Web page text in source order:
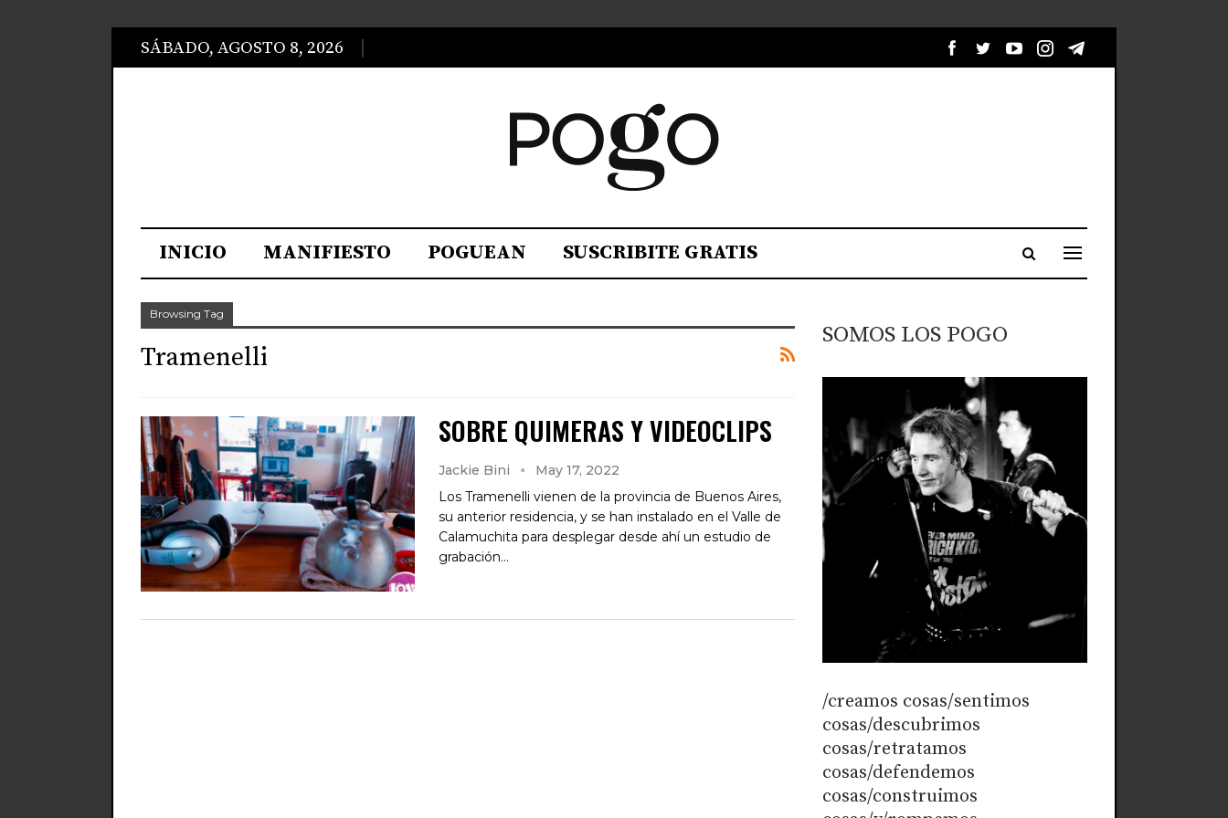
SÁBADO, AGOSTO 8, 2026
INICIO MANIFIESTO POGUEAN SUSCRIBITE GRATIS
Browsing Tag
Tramenelli
SOBRE QUIMERAS Y VIDEOCLIPS
Jackie Bini
May 17, 2022
Los Tramenelli vienen de la provincia de Buenos Aires,
su anterior residencia, y se han instalado en el Valle de
Calamuchita para desplegar desde ahí un estudio de
grabación…
SOMOS LOS POGO
/creamos cosas/sentimos
cosas/descubrimos
cosas/retratamos
cosas/defendemos
cosas/construimos